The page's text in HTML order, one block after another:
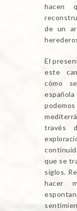
hacen
de un
El
este
cómo
través
que se
siglos.
hacer